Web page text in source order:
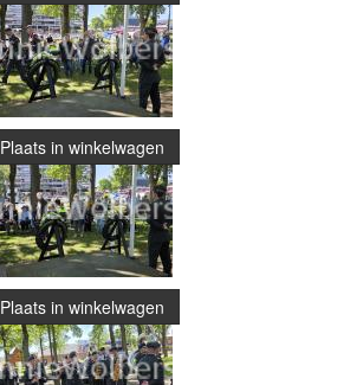
Plaats in winkelwagen
Plaats in winkelwagen